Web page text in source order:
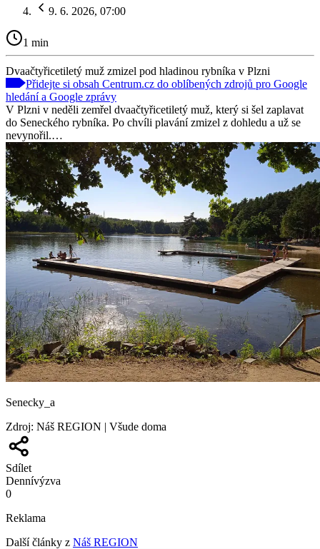
9. 6. 2026, 07:00
1 min
Dvaačtyřicetiletý muž zmizel pod hladinou rybníka v Plzni
Přidejte si obsah Centrum.cz do oblíbených zdrojů pro Google
hledání a Google zprávy
V Plzni v neděli zemřel dvaačtyřicetiletý muž, který si šel zaplavat
do Seneckého rybníka. Po chvíli plavání zmizel z dohledu a už se
nevynořil.…
Senecky_a
Zdroj: Náš REGION | Všude doma
Sdílet
Dennívýzva
0
Reklama
Další články z Náš REGION